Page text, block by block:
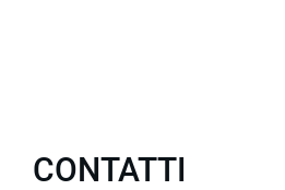
CONTATTI